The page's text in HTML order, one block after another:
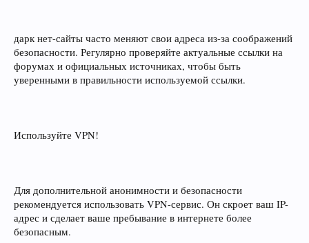
дарк нет-сайты часто меняют свои адреса из-за соображений
безопасности. Регулярно проверяйте актуальные ссылки на
форумах и официальных источниках, чтобы быть
уверенными в правильности используемой ссылки.
Используйте VPN!
Для дополнительной анонимности и безопасности
рекомендуется использовать VPN-сервис. Он скроет ваш IP-
адрес и сделает ваше пребывание в интернете более
безопасным.